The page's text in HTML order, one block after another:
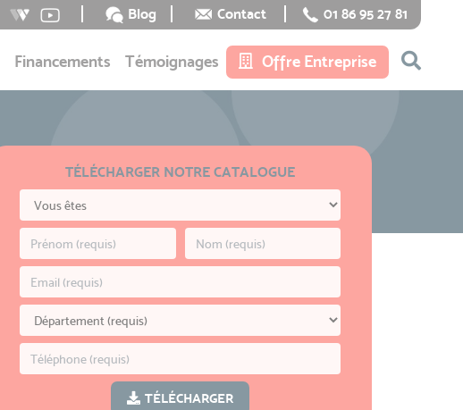
Blog Contact 01 86 95 27 81
Financements Témoignages Offre Entreprise
TÉLÉCHARGER NOTRE CATALOGUE
TÉLÉCHARGER